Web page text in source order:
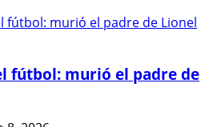
fútbol: murió el padre de